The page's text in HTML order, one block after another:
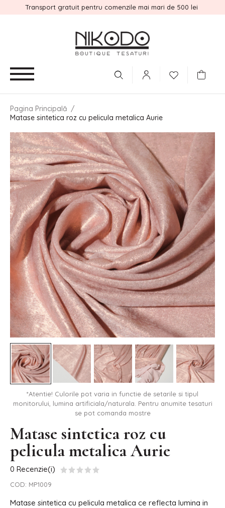
Transport gratuit pentru comenzile mai mari de 500 lei
Pagina Principală /
Matase sintetica roz cu pelicula metalica Aurie
*Atentie! Culorile pot varia in functie de setarile si tipul
monitorului, lumina artificiala/naturala. Pentru anumite tesaturi
se pot comanda mostre
Matase sintetica roz cu
pelicula metalica Aurie
0 Recenzie(i)
COD: MP1009
Matase sintetica cu pelicula metalica ce reflecta lumina in